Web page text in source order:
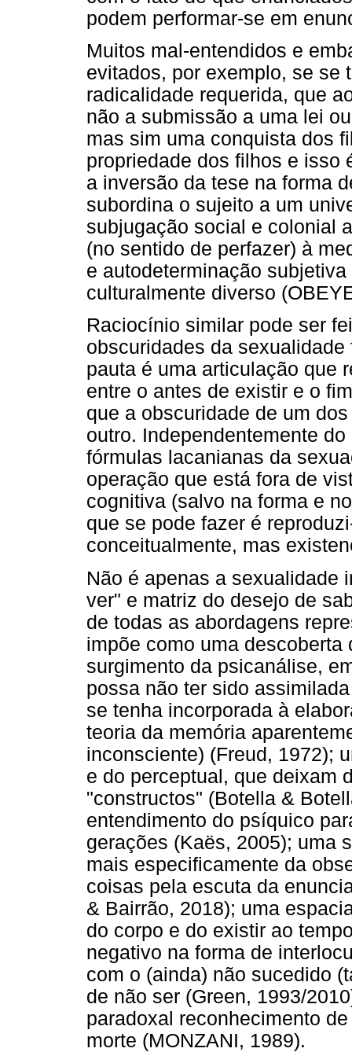
podem performar-se em
Muitos mal-entendidos e
evitados, por exemplo, se se
radicalidade requerida, que
não a submissão a uma lei
mas sim uma conquista dos
propriedade dos filhos e isso
a inversão da tese na forma
subordina o sujeito a um
subjugação social e colonial
(no sentido de perfazer) à
e autodeterminação
culturalmente diverso
Raciocínio similar pode ser
obscuridades da
pauta é uma articulação que
entre o antes de existir e o
que a obscuridade de um
outro. Independentemente
fórmulas lacanianas da
operação que está fora de
cognitiva (salvo na forma e
que se pode fazer é
conceitualmente, mas
Não é apenas a sexualidade
ver" e matriz do desejo de
de todas as abordagens
impõe como uma
surgimento da psicanálise,
possa não ter sido
se tenha incorporada à
teoria da memória
inconsciente) (Freud, 1972);
e do perceptual, que deixam
"constructos" (Botella &
entendimento do psíquico
gerações (Kaës, 2005); uma
mais especificamente da
coisas pela escuta da
& Bairrão, 2018); uma
do corpo e do existir ao
negativo na forma de
com o (ainda) não sucedido
de não ser (Green, 1993/
paradoxal reconhecimento
morte (MONZANI, 1989).